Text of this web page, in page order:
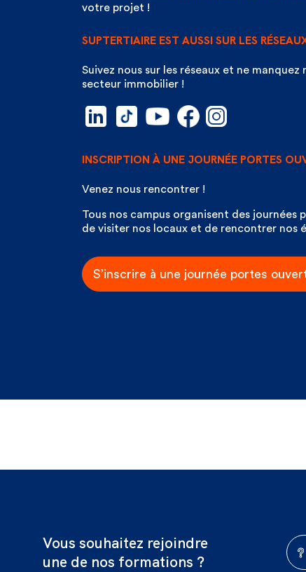
votre projet !
SUPTERTIAIRE EST AUSSI SUR LES
Suivez nous sur les réseaux et ne
secteur immobilier !
INSCRIPTION À UNE JOURNÉE PORTES
Venez nous rencontrer !
Tous nos campus organisent des journées
de visiter nos locaux et de rencontrer nos
S’inscrire à une journée portes
Vous souhaitez rejoindre
une de nos formations ?